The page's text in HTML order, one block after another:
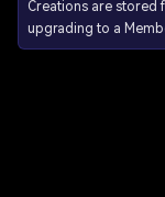
Creations are stored
upgrading to a